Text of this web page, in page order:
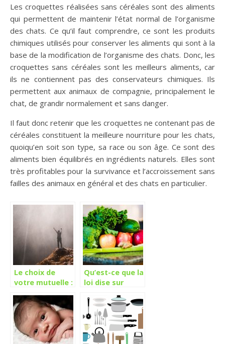
Les croquettes réalisées sans céréales sont des aliments
qui permettent de maintenir l’état normal de l’organisme
des chats. Ce qu’il faut comprendre, ce sont les produits
chimiques utilisés pour conserver les aliments qui sont à la
base de la modification de l’organisme des chats. Donc, les
croquettes sans céréales sont les meilleurs aliments, car
ils ne contiennent pas des conservateurs chimiques. Ils
permettent aux animaux de compagnie, principalement le
chat, de grandir normalement et sans danger.
Il faut donc retenir que les croquettes ne contenant pas de
céréales constituent la meilleure nourriture pour les chats,
quoiqu’en soit son type, sa race ou son âge. Ce sont des
aliments bien équilibrés en ingrédients naturels. Elles sont
très profitables pour la survivance et l’accroissement sans
failles des animaux en général et des chats en particulier.
Le choix de
votre mutuelle :
considérer
Qu’est-ce que la
loi dise sur
alimentation ?